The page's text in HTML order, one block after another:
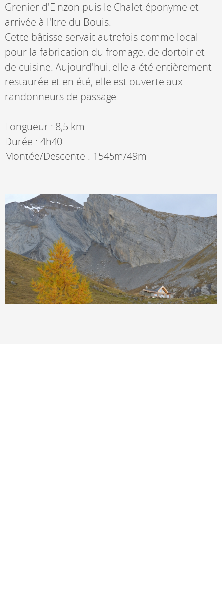
Grenier d'Einzon puis le Chalet éponyme et
arrivée à l'Itre du Bouis.
Cette bâtisse servait autrefois comme local
pour la fabrication du fromage, de dortoir et
de cuisine. Aujourd'hui, elle a été entièrement
restaurée et en été, elle est ouverte aux
randonneurs de passage.
Longueur : 8,5 km
Durée : 4h40
Montée/Descente : 1545m/49m